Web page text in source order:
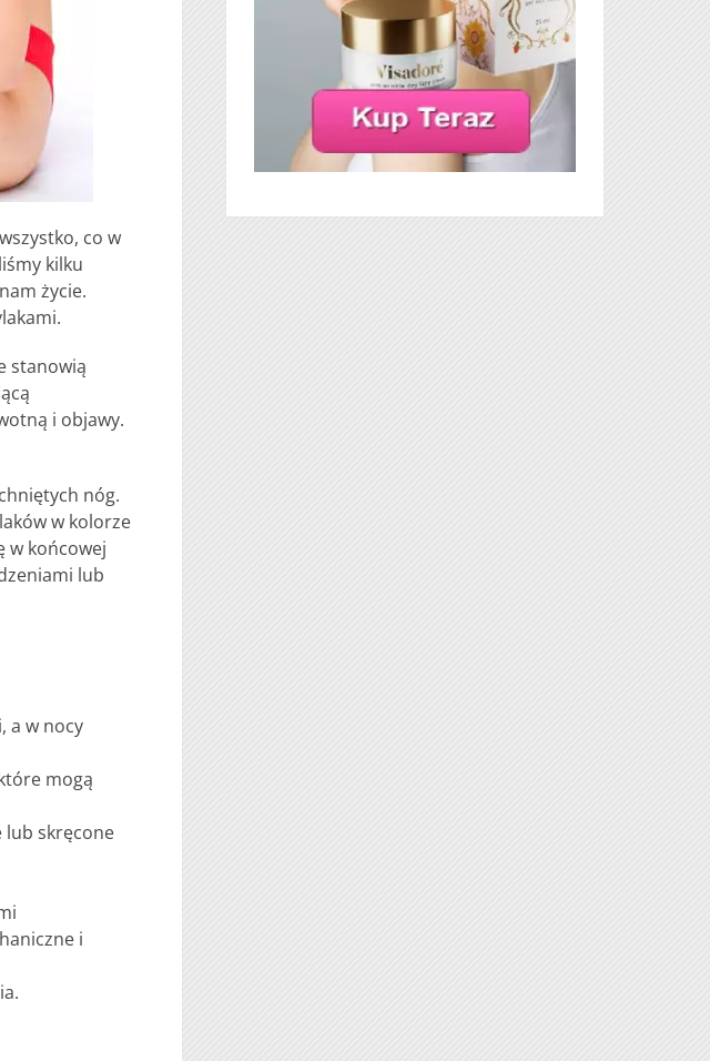
co w
kilku
życie.
stanowią
i objawy.
nóg.
w kolorze
w końcowej
lub
a w nocy
mogą
lub skręcone
i